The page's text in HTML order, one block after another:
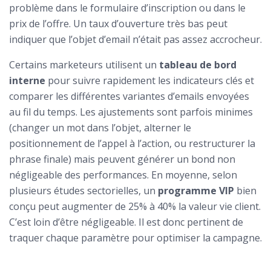
problème dans le formulaire d’inscription ou dans le
prix de l’offre. Un taux d’ouverture très bas peut
indiquer que l’objet d’email n’était pas assez accrocheur.
Certains marketeurs utilisent un tableau de bord
interne pour suivre rapidement les indicateurs clés et
comparer les différentes variantes d’emails envoyées
au fil du temps. Les ajustements sont parfois minimes
(changer un mot dans l’objet, alterner le
positionnement de l’appel à l’action, ou restructurer la
phrase finale) mais peuvent générer un bond non
négligeable des performances. En moyenne, selon
plusieurs études sectorielles, un programme VIP bien
conçu peut augmenter de 25% à 40% la valeur vie client.
C’est loin d’être négligeable. Il est donc pertinent de
traquer chaque paramètre pour optimiser la campagne.